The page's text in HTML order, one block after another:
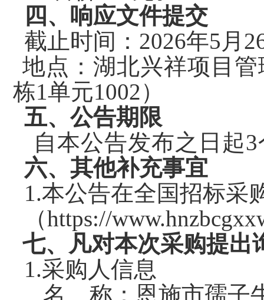
四、响应文件提交
截止时间： 2026年5 月
地点： 湖北兴祥项目
栋1单元1002）
五、公告期限
自本公告发布之日起3
六、其他补充事宜
1.本公告在全国招标采
（https://
七、凡对本次采购提出
1.采购人信息
名
称： 恩施市孺子